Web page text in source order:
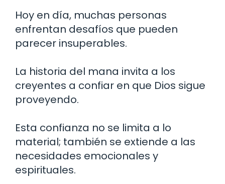
Hoy en día, muchas personas
enfrentan desafíos que pueden
parecer insuperables.
La historia del mana invita a los
creyentes a confiar en que Dios sigue
proveyendo.
Esta confianza no se limita a lo
material; también se extiende a las
necesidades emocionales y
espirituales.